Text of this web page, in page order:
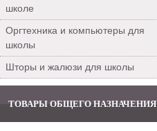
школе
Оргтехника и компьютеры для
школы
Шторы и жалюзи для школы
ТОВАРЫ ОБЩЕГО НАЗНАЧЕНИЯ